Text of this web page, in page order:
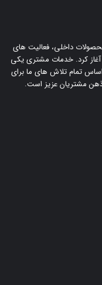
داخلی، فعالیت های
کرد. خدمات مشتری یکی
تمام تلاش های ما برای
مشتریان عزیز است.